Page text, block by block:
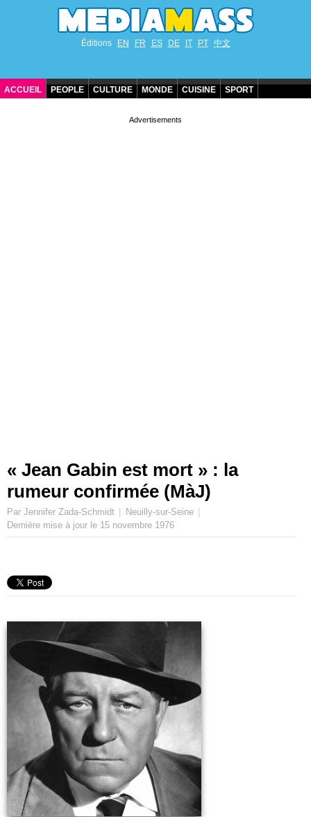
Éditions EN FR ES DE IT PT 中文
ACCUEIL PEOPLE CULTURE MONDE CUISINE SPORT
« Jean Gabin est mort » : la
rumeur confirmée (MàJ)
Par Jennifer Zada-Schmidt
Neuilly-sur-Seine
Dernière mise à jour le 15 novembre 1976